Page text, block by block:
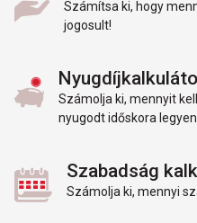
Számítsa ki, hogy
jogosult!
Számolja ki, mennyit
nyugodt időskora
Szabadság
Számolja ki, mennyi